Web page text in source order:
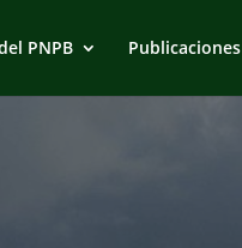
PNPB Publicaciones